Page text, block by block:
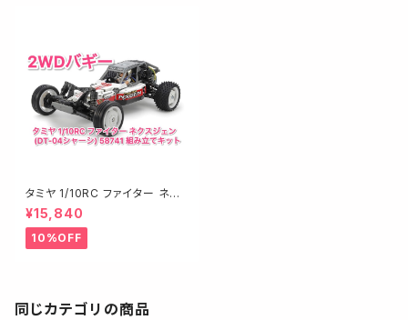
タミヤ 1/10RC ファイター ネク
スジェン (DT-04シャーシ) 58
741 組み立てキット
¥15,840
10%OFF
同じカテゴリの商品